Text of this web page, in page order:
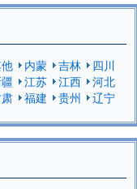
内蒙 吉林
四川
江苏 江西
河北
福建 贵州
辽宁